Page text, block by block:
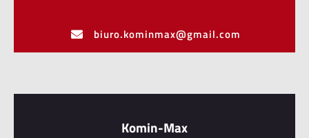
biuro.kominmax@gmail.com
Komin-Max